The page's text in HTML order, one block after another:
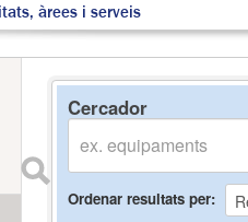
àrees i serveis
Cercador
Ordenar resultats per